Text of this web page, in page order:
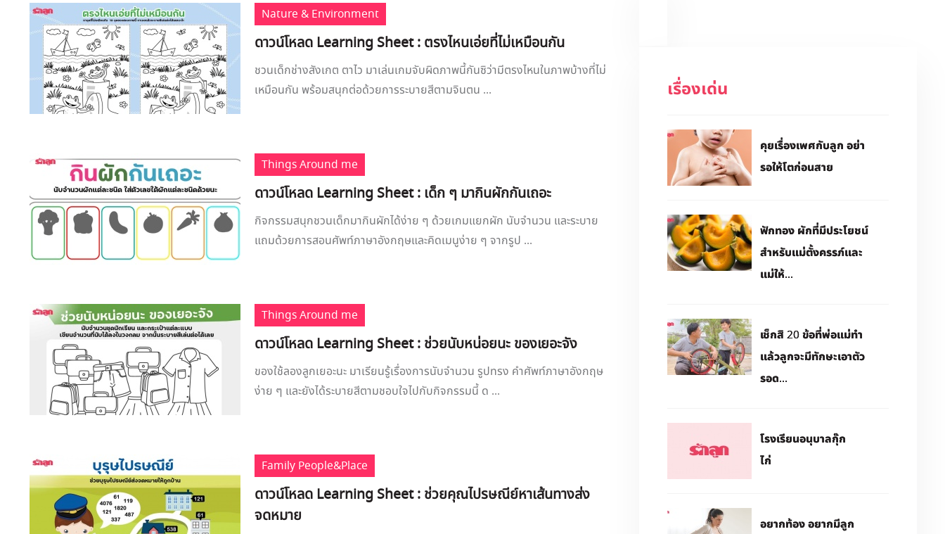
Nature & Environment
ดาวน์โหลด Learning Sheet : ตรงไหนเอ่ยที่ไม่เหมือนกัน
ชวนเด็กช่างสังเกต ตาไว มาเล่นเกมจับผิดภาพนี้กันซิว่ามีตรงไหนในภาพบ้างที่ไม่
เหมือนกัน พร้อมสนุกต่อด้วยการระบายสีตามจินตน ...
Things Around me
ดาวน์โหลด Learning Sheet : เด็ก ๆ มากินผักกันเถอะ
กิจกรรมสนุกชวนเด็กมากินผักได้ง่าย ๆ ด้วยเกมแยกผัก นับจำนวน และระบาย
แถมด้วยการสอนศัพท์ภาษาอังกฤษและคิดเมนูง่าย ๆ จากรูป ...
Things Around me
ดาวน์โหลด Learning Sheet : ช่วยนับหน่อยนะ ของเยอะจัง
ของใช้ลองลูกเยอะนะ มาเรียนรู้เรื่องการนับจำนวน รูปทรง คำศัพท์ภาษาอังกฤษ
ง่าย ๆ และยังได้ระบายสีตามชอบใจไปกับกิจกรรมนี้ ด ...
Family People&Place
ดาวน์โหลด Learning Sheet : ช่วยคุณไปรษณีย์หาเส้นทางส่ง
จดหมาย
เรื่องเด่น
คุยเรื่องเพศกับลูก อย่า
รอให้โตก่อนสาย
ฟักทอง ผักที่มีประโยชน์
สำหรับแม่ตั้งครรภ์และ
แม่ให้...
เช็กสิ 20 ข้อที่พ่อแม่ทำ
แล้วลูกจะมีทักษะเอาตัว
รอด...
โรงเรียนอนุบาลกุ๊ก
ไก่
อยากท้อง อยากมีลูก